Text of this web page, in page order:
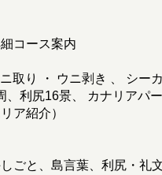
コース案内
取り ・ ウニ剥き 、 シー
利尻16景、 カナリアパー
ア紹介）
ごと、島言葉、利尻・礼